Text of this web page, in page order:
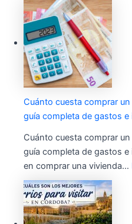
Cuánto cuesta comprar
guía completa de gastos e
Cuánto cuesta comprar
guía completa de gastos
en comprar una vivienda…